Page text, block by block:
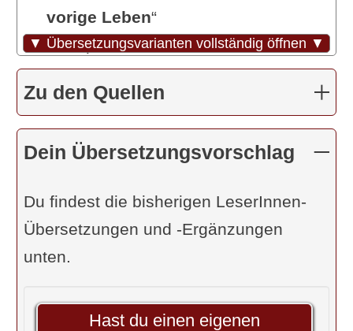
▼ Übersetzungsvarianten vollständig öffnen ▼
vorige Leben“
Deshpande/Bäumer: „Durch die
unmittelbare Erfahrung der
unterbewussten Eindrücke
Dr. R. Steiner: „Durch Meditation auf
unserePrägungen (Samskara) ...“
Feuerstein: „Durch dieunmittelbare
Wahrnehmung… der subliminalen
Wirkkräfte
der Prägungen …“
Zu den Quellen
Dein Übersetzungsvorschlag
Du findest die bisherigen LeserInnen-
Übersetzungen und -Ergänzungen
unten.
Hast du einen eigenen